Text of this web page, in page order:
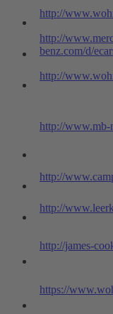
http://
http://
benz.com/d/
http://
http://www.mb-
http://
http://
http://james-
https://